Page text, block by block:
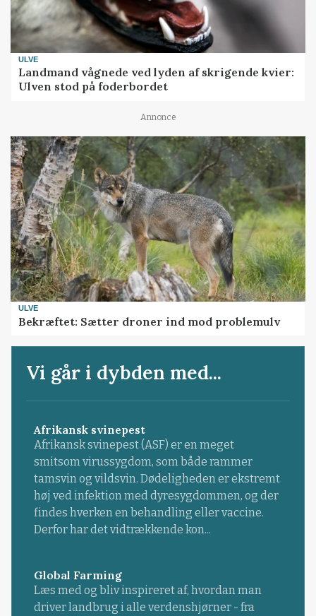
ULVE
Landmand vågnede ved lyden af skrigende kvier:
Ulven stod på foderbordet
Annonce
ULVE
Bekræftet: Sætter droner ind mod problemulv
Vi går i dybden med...
Afrikansk svinepest
Afrikansk svinepest (ASF) er en meget
smitsom virussygdom, som både rammer
tamsvin og vildsvin. Dødeligheden er ekstremt
høj ved infektion med dyresygdommen, og der
findes hverken en behandling eller vaccine.
Derfor har det vidtrækkende kon...
Global Farming
Læs med og bliv inspireret af, hvordan man
driver landbrug i alle verdenshjørner - fra